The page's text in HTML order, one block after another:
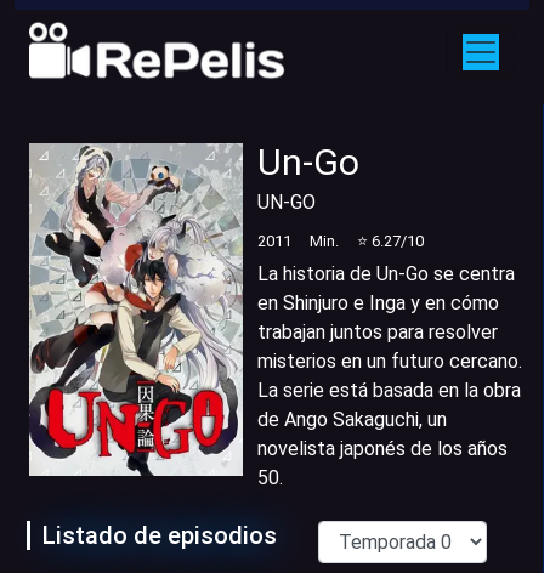
Un-Go
UN-GO
2011 Min. ⭐ 6.27/10
La historia de Un-Go se centra
en Shinjuro e Inga y en cómo
trabajan juntos para resolver
misterios en un futuro cercano.
La serie está basada en la obra
de Ango Sakaguchi, un
novelista japonés de los años
50.
Listado de episodios